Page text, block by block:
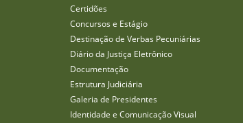
Certidões
Concursos e Estágio
Destinação de Verbas Pecuniárias
Diário da Justiça Eletrônico
Documentação
Estrutura Judiciária
Galeria de Presidentes
Identidade e Comunicação Visual